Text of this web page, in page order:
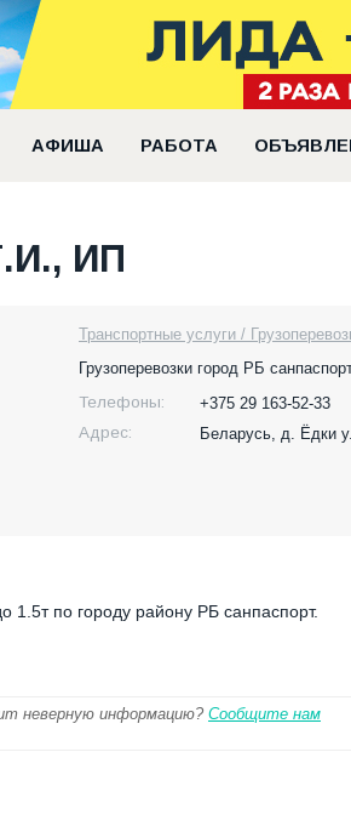
АФИША РАБОТА
ИП
Транспортные услуги /
Грузоперевозки город РБ
Телефоны:
+375 29 163-52-33
Адрес:
Беларусь, д. Ёдки
1.5т по городу району РБ санпаспорт.
неверную информацию? Сообщите нам